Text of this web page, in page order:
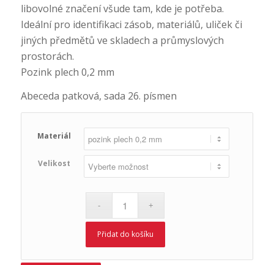
libovolné značení všude tam, kde je potřeba.
Ideální pro identifikaci zásob, materiálů, uliček či
jiných předmětů ve skladech a průmyslových
prostorách.
Pozink plech 0,2 mm
Abeceda patková, sada 26. písmen
Materiál
Velikost
Přidat do košíku